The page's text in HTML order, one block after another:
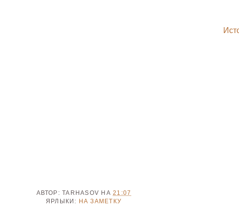
АВТОР:TARHASOV НА21:07
ЯРЛЫКИ: НА ЗАМЕТКУ